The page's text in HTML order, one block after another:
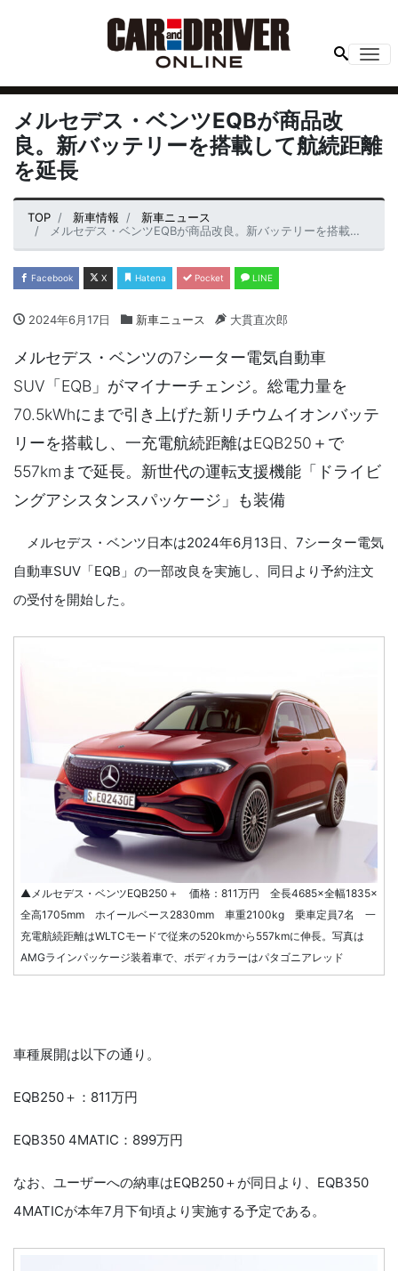
メルセデス・ベンツEQBが商品改
良。新バッテリーを搭載して航続距離
を延長
TOP 新車情報
新車ニュース
メルセデス・ベンツEQBが商品改良。新バッテリーを搭載して航続距離を延長
Facebook X Hatena Pocket LINE
2024年6月17日 新車ニュース 大貫直次郎
メルセデス・ベンツの7シーター電気自動車
SUV「EQB」がマイナーチェンジ。総電力量を
70.5kWhにまで引き上げた新リチウムイオンバッテ
リーを搭載し、一充電航続距離はEQB250＋で
557kmまで延長。新世代の運転支援機能「ドライビ
ングアシスタンスパッケージ」も装備
メルセデス・ベンツ日本は2024年6月13日、7シーター電気
自動車SUV「EQB」の一部改良を実施し、同日より予約注文
の受付を開始した。
▲メルセデス・ベンツEQB250＋ 価格：811万円 全長4685×全幅1835×
全高1705mm ホイールベース2830mm 車重2100kg 乗車定員7名 一
充電航続距離はWLTCモードで従来の520kmから557kmに伸長。写真は
AMGラインパッケージ装着車で、ボディカラーはパタゴニアレッド
車種展開は以下の通り。
EQB250＋：811万円
EQB350 4MATIC：899万円
なお、ユーザーへの納車はEQB250＋が同日より、EQB350
4MATICが本年7月下旬頃より実施する予定である。